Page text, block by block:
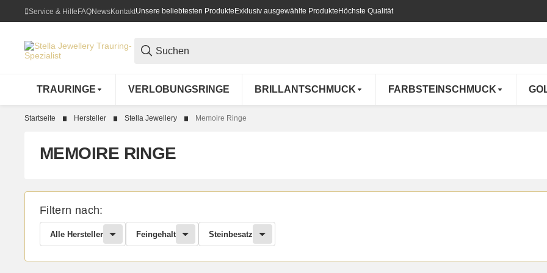
Service & HilfeFAQNewsKontaktUnsere beliebtesten Produkte Exklusiv ausgewählte Produkte Höchste Qualität
TRAURINGE VERLOBUNGSRINGE BRILLANTSCHMUCK FARBSTEINSCHMUCK
Startseite Hersteller Stella Jewellery Memoire Ringe
MEMOIRE RINGE
Filtern nach:
Alle Hersteller Feingehalt Steinbesatz